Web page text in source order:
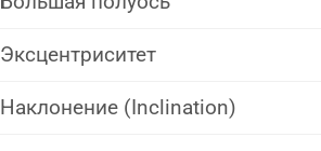
Эксцентриситет
Наклонение (Inclination)